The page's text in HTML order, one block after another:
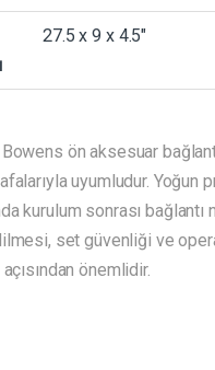
27.5 x 9 x 4.5″
ön aksesuar
uyumludur. Yoğun
kurulum sonrası bağlantı
set güvenliği ve
önemlidir.